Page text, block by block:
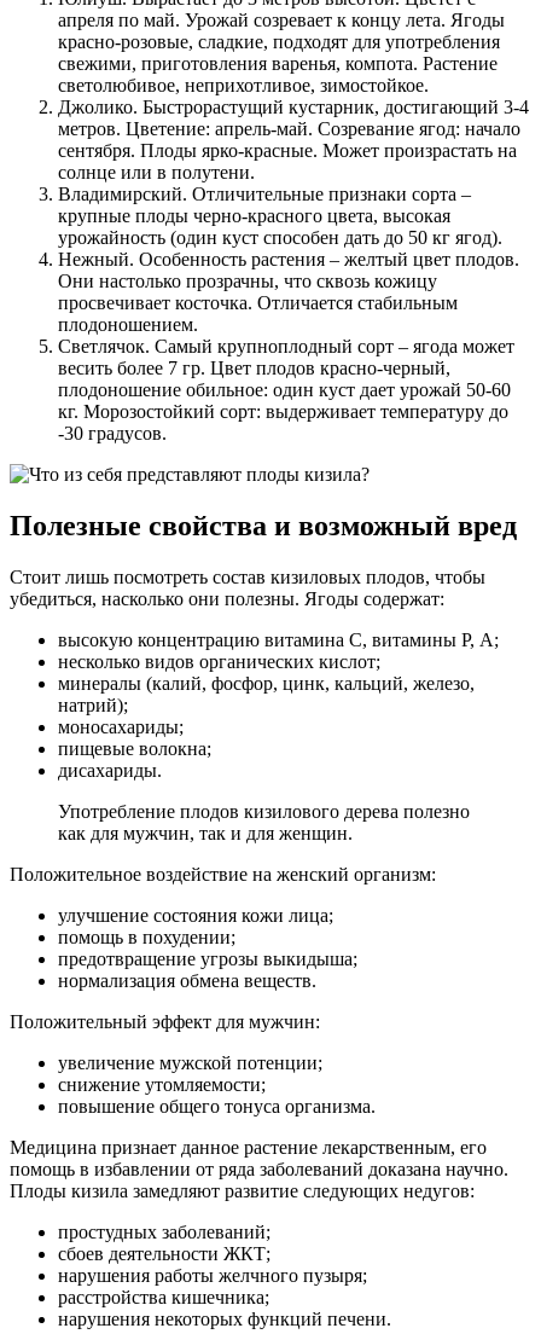
апреля по май. Урожай созревает к концу лета. Ягоды
красно-розовые, сладкие, подходят для употребления
свежими, приготовления варенья, компота. Растение
светолюбивое, неприхотливое, зимостойкое.
Джолико. Быстрорастущий кустарник, достигающий 3-4
метров. Цветение: апрель-май. Созревание ягод: начало
сентября. Плоды ярко-красные. Может произрастать на
солнце или в полутени.
Владимирский. Отличительные признаки сорта –
крупные плоды черно-красного цвета, высокая
урожайность (один куст способен дать до 50 кг ягод).
Нежный. Особенность растения – желтый цвет плодов.
Они настолько прозрачны, что сквозь кожицу
просвечивает косточка. Отличается стабильным
плодоношением.
Светлячок. Самый крупноплодный сорт – ягода может
весить более 7 гр. Цвет плодов красно-черный,
плодоношение обильное: один куст дает урожай 50-60
кг. Морозостойкий сорт: выдерживает температуру до
-30 градусов.
Полезные свойства и возможный вред
Стоит лишь посмотреть состав кизиловых плодов, чтобы
убедиться, насколько они полезны. Ягоды содержат:
высокую концентрацию витамина С, витамины Р, А;
несколько видов органических кислот;
минералы (калий, фосфор, цинк, кальций, железо,
натрий);
моносахариды;
пищевые волокна;
дисахариды.
Употребление плодов кизилового дерева полезно
как для мужчин, так и для женщин.
Положительное воздействие на женский организм:
улучшение состояния кожи лица;
помощь в похудении;
предотвращение угрозы выкидыша;
нормализация обмена веществ.
Положительный эффект для мужчин:
увеличение мужской потенции;
снижение утомляемости;
повышение общего тонуса организма.
Медицина признает данное растение лекарственным, его
помощь в избавлении от ряда заболеваний доказана научно.
Плоды кизила замедляют развитие следующих недугов:
простудных заболеваний;
сбоев деятельности ЖКТ;
нарушения работы желчного пузыря;
расстройства кишечника;
нарушения некоторых функций печени.